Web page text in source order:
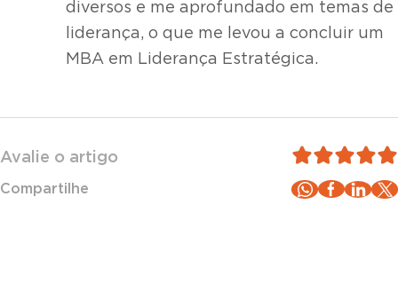
diversos e me aprofundado em temas de
liderança, o que me levou a concluir um
MBA em Liderança Estratégica.
Avalie o artigo
Compartilhe